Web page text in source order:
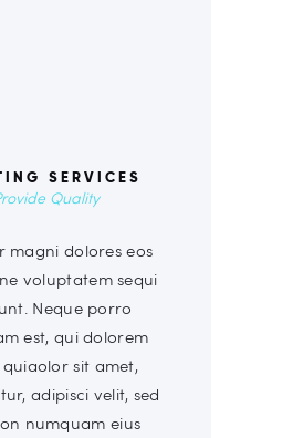
SERVICES
Quality
magni dolores eos
voluptatem sequi
Neque porro
est, qui dolorem
quiaolor sit amet,
adipisci velit, sed
numquam eius